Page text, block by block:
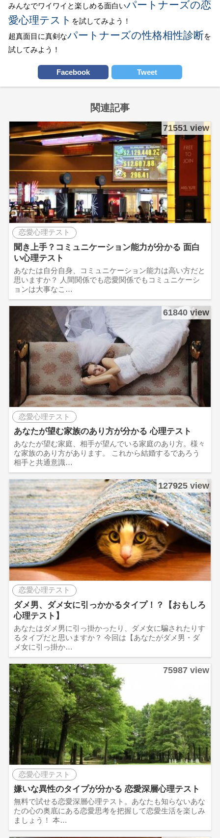
みんなでワイワイと楽しめる面白いパートナーズの恋
愛心理テスト を試してみよう！
超真面目に真剣なパートナーズの性格相性診断を
試してみよう！
Facebook Tweet
関連記事
71551 view
恋愛心理テスト
聞き上手？コミュニケーション能力が分かる 面白
い心理テスト
あなたは自分自身、コミュニケーション能力は高い方だと
思いますか？ 人間関係でも恋愛関係でもコミュニケーシ
ョンは大事なこ…
61840 view
恋愛心理テスト
あなたが望む家族のあり方が分かる 心理テスト
あなたが望む家庭、相手が望んでいる家庭のあり方。様々
な家族のあり方があります。 これから結婚するであろう
相手と共通意識…
127925 view
恋愛心理テスト
ダメ男、ダメ女に引っかかるタイプ！？【おもしろ
心理テスト】
あなたはダメ男に引っ掛かったり、ダメ女に騙されたりす
るタイプだと思いますか？ 今回は【あなたがダメ男・ダ
メ女に引っ掛か…
75987 view
恋愛心理テスト
嫌いな異性のタイプが分かる 恋愛深層心理テスト
無料で試せる恋愛深層心理テスト。あなたも知らないあな
たの心の奥底にある恋愛思考を把握して恋愛生活を楽しみ
ましょう！ 本…